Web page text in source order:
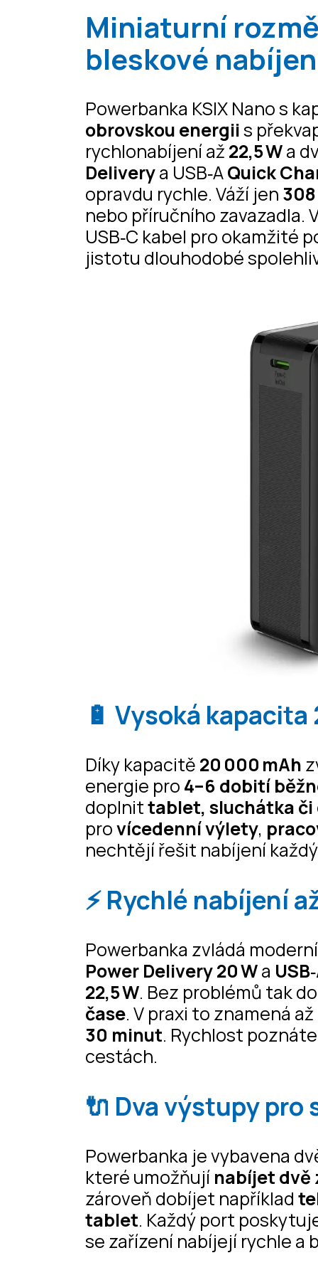
Miniaturní
bleskové
Powerbanka KSIX Nano s
obrovskou energiis
rychlonabíjení až22,5 Wa
Deliverya USB‑AQuick
opravdu rychle. Váží jen 308
nebo příručního zavazadla.
USB‑C kabel pro okamžité
jistotu dlouhodobé
🔋 Vysoká kapacita
Díky kapacitě 20 000 mAh
energie pro 4–6 dobití
doplnittablet, sluchátka
provícedenní výlety,
nechtějí řešit nabíjení
⚡ Rychlé nabíjení
Powerbanka zvládá moderní
Power Delivery 20 Wa
22,5 W. Bez problémů tak
čase. V praxi to znamená až
30 minut. Rychlost
cestách.
🔌 Dva výstupy
Powerbanka je vybavena
které umožňují nabíjet dvě
zároveň dobíjet například
tablet. Každý port
se zařízení nabíjejí rychle a